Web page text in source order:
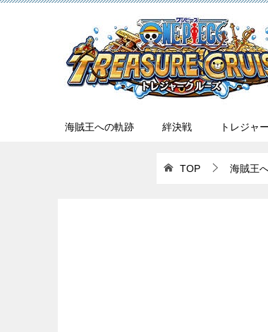
海賊王への軌跡 絆決戦 トレジャ
TOP 海賊王